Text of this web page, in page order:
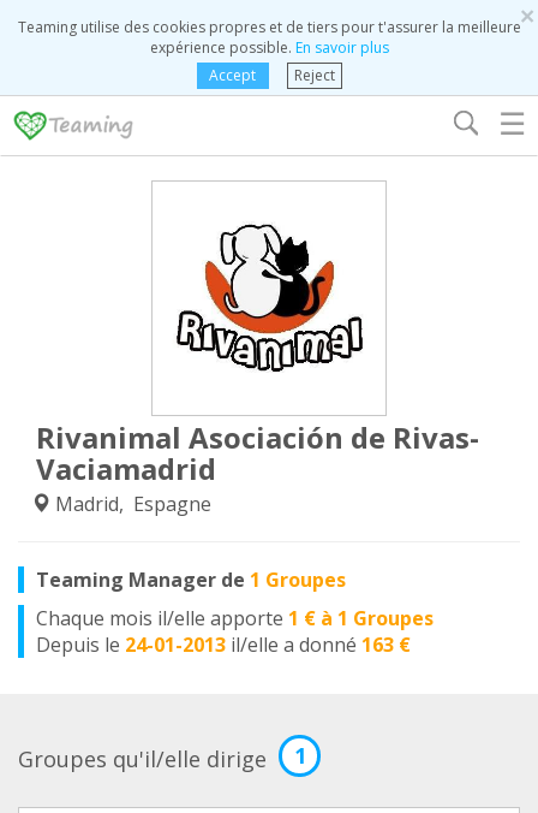
×
Teaming utilise des cookies propres et de tiers pour t'assurer la meilleure
expérience possible. En savoir plus
Accept
Reject
☰
Rivanimal Asociación de Rivas-
Vaciamadrid
Madrid, Espagne
Teaming Manager de 1 Groupes
Chaque mois il/elle apporte 1 € à 1 Groupes
Depuis le 24-01-2013 il/elle a donné 163 €
Groupes qu'il/elle dirige 1